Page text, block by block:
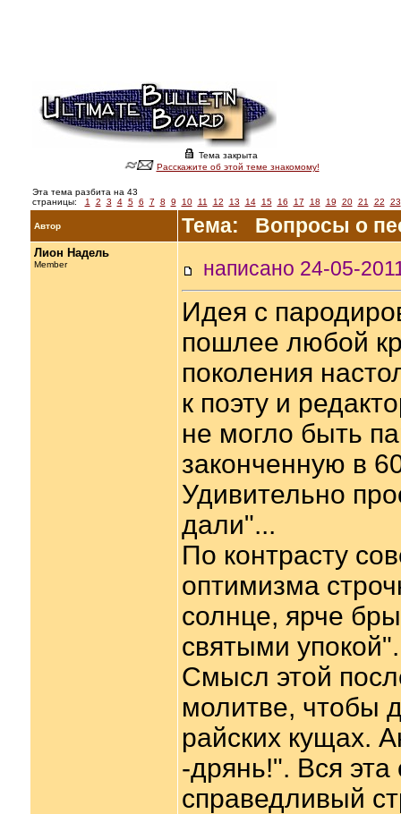
Тема закрыта
Расскажите об этой теме знакомому!
Эта тема разбита на 43
страницы:
1 2 3 4 5 6 7 8 9 10 11 12 13 14 15 16 17 18 19 20 21 22 23
Автор Тема: Вопросы о
Лион Надель
Member написано 24-05-
Идея с
пошлее любой
поколения
к поэту и
не могло быть
законченную в
Удивительно
дали"...
По контрасту
оптимизма
солнце, ярче
святыми упокой".
Смысл этой
молитве, чтобы
райских кущах.
-дрянь!". Вся
справедливый